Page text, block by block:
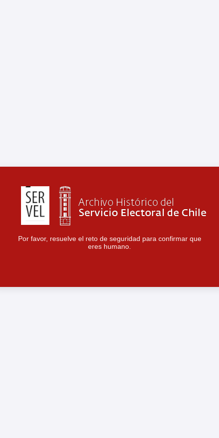
Por favor, resuelve el reto de seguridad para confirmar que
eres humano.